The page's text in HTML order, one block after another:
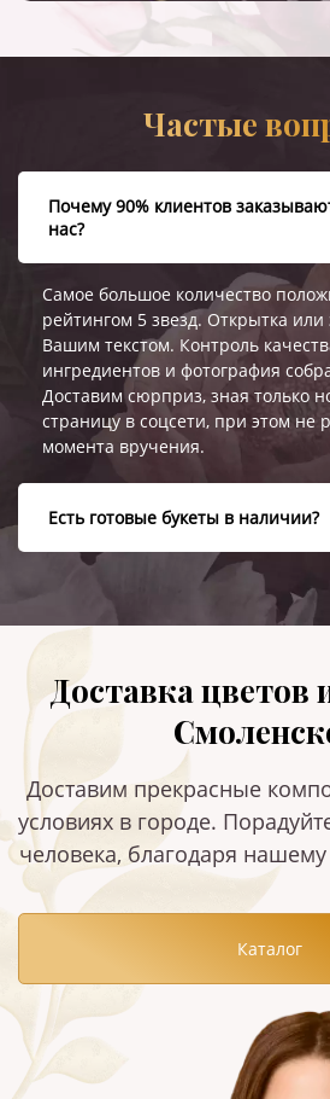
Частые
Почему 90% клиентов
нас?
Самое большое количество
рейтингом 5 звезд. Открытка или
Вашим текстом. Контроль
ингредиентов и фотография
Доставим сюрприз, зная только
страницу в соцсети, при этом не
момента вручения.
Есть готовые букеты в наличии?
Доставка цветов
Доставим прекрасные
условиях в городе.
человека, благодаря нашему
Каталог